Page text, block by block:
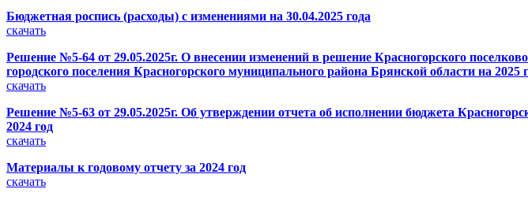
Бюджетная роспись (расходы) с изменениями на 30.04.2025 года
скачать
Решение №5-64 от 29.05.2025г. О внесении изменений в решение Красногорского
городского поселения Красногорского муниципального района Брянской области на 2025
скачать
Решение №5-63 от 29.05.2025г. Об утверждении отчета об исполнении бюджета
2024 год
скачать
Материалы к годовому отчету за 2024 год
скачать